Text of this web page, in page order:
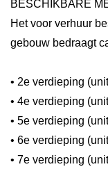
BESCHIKBARE
Het voor verhuur
gebouw bedraagt
• 2e verdieping
• 4e verdieping
• 5e verdieping
• 6e verdieping
• 7e verdieping